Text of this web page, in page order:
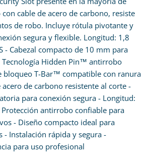
cable de acero de carbono, resiste
de robo. Incluye rótula pivotante y
segura y flexible. Longitud: 1,8
- Cabezal compacto de 10 mm para
Tecnología Hidden Pin™ antirrobo
bloqueo T-Bar™ compatible con ranura
acero de carbono resistente al corte -
para conexión segura - Longitud:
Protección antirrobo confiable para
- Diseño compacto ideal para
- Instalación rápida y segura -
para uso profesional